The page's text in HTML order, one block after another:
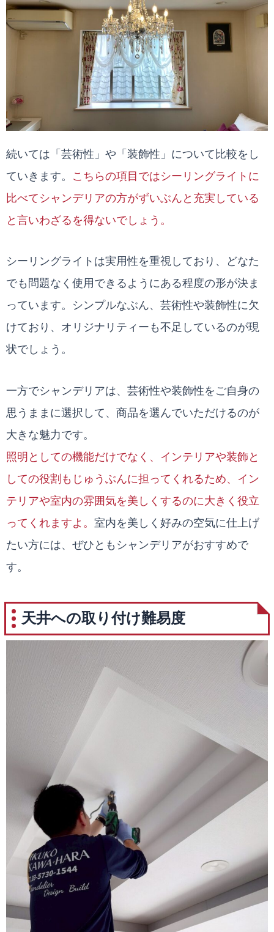
続いては「芸術性」や「装飾性」について比較をし
ていきます。 こちらの項目ではシーリングライトに
比べてシャンデリアの方がずいぶんと充実している
と言いわざるを得ないでしょう。
シーリングライトは実用性を重視しており、どなた
でも問題なく使用できるようにある程度の形が決ま
っています。シンプルなぶん、芸術性や装飾性に欠
けており、オリジナリティーも不足しているのが現
状でしょう。
一方でシャンデリアは、芸術性や装飾性をご自身の
思うままに選択して、商品を選んでいただけるのが
大きな魅力です。
照明としての機能だけでなく、インテリアや装飾と
しての役割もじゅうぶんに担ってくれるため、イン
テリアや室内の雰囲気を美しくするのに大きく役立
ってくれますよ。 室内を美しく好みの空気に仕上げ
たい方には、ぜひともシャンデリアがおすすめで
す。
天井への取り付け難易度